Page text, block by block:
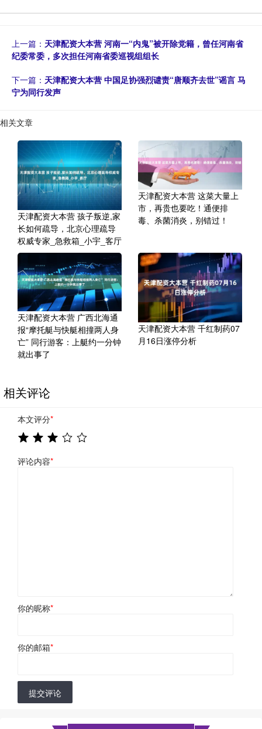
上一篇： 天津配资大本营 河南一“内鬼”被开除党籍，曾任河南省
纪委常委，多次担任河南省委巡视组组长
下一篇： 天津配资大本营 中国足协强烈谴责“唐顺齐去世”谣言 马
宁为同行发声
相关文章
天津配资大本营 孩子叛逆,家
长如何疏导，北京心理疏导
权威专家_急救箱_小宇_客厅
天津配资大本营 这菜大量上
市，再贵也要吃！通便排
毒、杀菌消炎，别错过！
天津配资大本营 广西北海通
报“摩托艇与快艇相撞两人身
亡” 同行游客：上艇约一分钟
就出事了
天津配资大本营 千红制药07
月16日涨停分析
相关评论
本文评分*
评论内容*
你的昵称*
你的邮箱*
提交评论